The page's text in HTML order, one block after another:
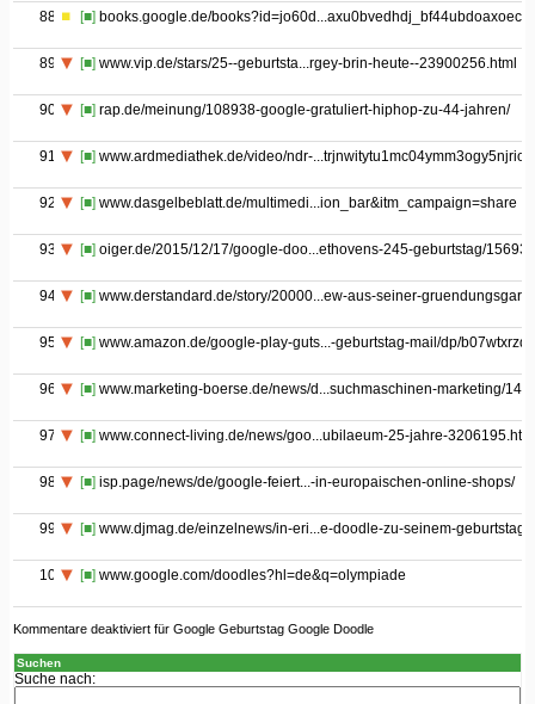
88 [■] books.google.de/
89 [■] www.vip.de/stars/25--geburtsta...rgey-brin-heute--23900256.html
90 [■] rap.de/meinung/108938-google-gratuliert-hiphop-zu-44-jahren/
91 [■] www.ardmediathek.de/video/ndr-...trjnwitytu1mc04ymm3ogy5njrioty
92 [■] www.dasgelbeblatt.de/multimedi...ion_bar&itm_campaign=share
93 [■] oiger.de/2015/12/17/google-doo...ethovens-245-geburtstag/156937
94 [■] www.derstandard.de/story/20000...ew-aus-seiner-
95 [■] www.amazon.de/google-play-guts...-geburtstag-mail/dp/b07wtxrzq7
96 [■] www.marketing-boerse.de/news/d...suchmaschinen-marketing/
97 [■] www.connect-living.de/news/goo...ubilaeum-25-jahre-
98 [■] isp.page/news/de/google-feiert...-in-europaischen-online-shops/
99 [■] www.djmag.de/einzelnews/in-eri...e-doodle-zu-seinem-geburtstag/
100 [■] www.google.com/doodles?hl=de&q=olympiade
Kommentare deaktiviertfür Google Geburtstag Google Doodle
Suchen
Suche nach: